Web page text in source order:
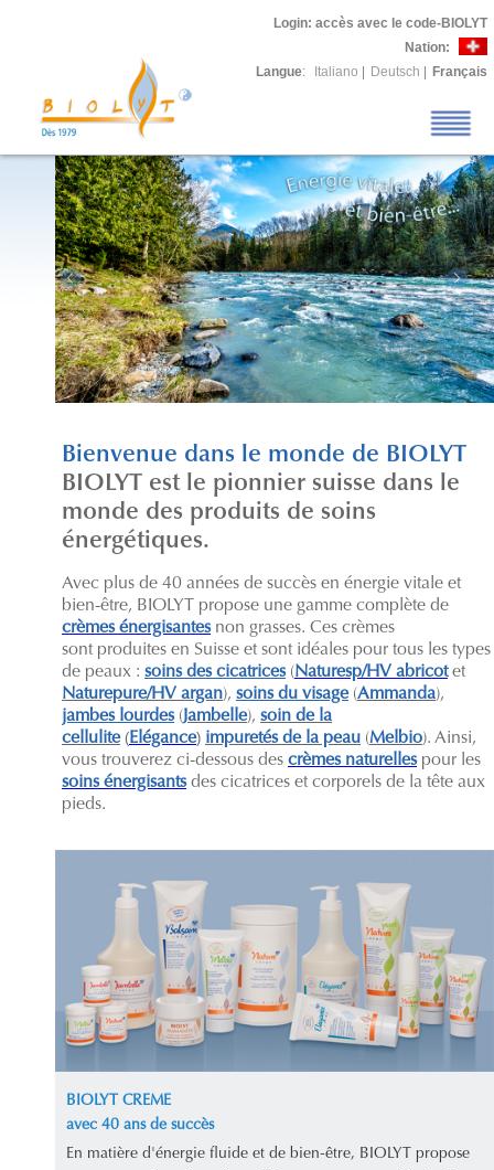
Login: accès avec le code-BIOLYT
Nation:
Langue: Italiano Deutsch Français
Bienvenue dans le monde de BIOLYT
BIOLYT est le pionnier suisse dans le
monde des produits de soins
énergétiques.
Avec plus de 40 années de succès en énergie vitale et
bien-être, BIOLYT propose une gamme complète de
crèmes énergisantesnon grasses. Ces crèmes
sont produites en Suisse et sont idéales pour tous les types
de peaux : soins des cicatrices(Naturesp/HV abricotet
Naturepure/HV argan), soins du visage(Ammanda),
jambes lourdes(Jambelle), soin de la
cellulite(Elégance) impuretés de la peau (Melbio). Ainsi,
vous trouverez ci-dessous des crèmes naturelles pour les
soins énergisantsdes cicatrices et corporels de la tête aux
pieds.
BIOLYT CREME
avec 40 ans de succès
En matière d'énergie fluide et de bien-être, BIOLYT propose